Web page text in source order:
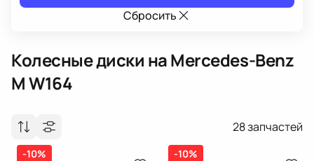
Сбросить
Колесные диски на Mercedes-Benz
M W164
28запчастей
-10% -10%